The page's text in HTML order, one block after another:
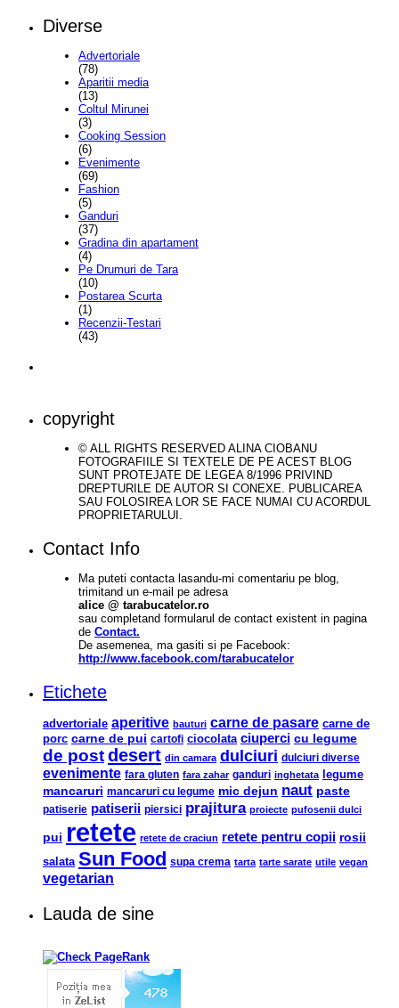
Diverse
Advertoriale
(78)
Aparitii media
(13)
Coltul Mirunei
(3)
Cooking Session
(6)
Evenimente
(69)
Fashion
(5)
Ganduri
(37)
Gradina din apartament
(4)
Pe Drumuri de Tara
(10)
Postarea Scurta
(1)
Recenzii-Testari
(43)
copyright
© ALL RIGHTS RESERVED ALINA CIOBANU
FOTOGRAFIILE SI TEXTELE DE PE ACEST BLOG
SUNT PROTEJATE DE LEGEA 8/1996 PRIVIND
DREPTURILE DE AUTOR SI CONEXE. PUBLICAREA
SAU FOLOSIREA LOR SE FACE NUMAI CU ACORDUL
PROPRIETARULUI.
Contact Info
Ma puteti contacta lasandu-mi comentariu pe blog,
trimitand un e-mail pe adresa
alice @ tarabucatelor.ro
sau completand formularul de contact existent in pagina
de Contact.
De asemenea, ma gasiti si pe Facebook:
http://www.facebook.com/tarabucatelor
Etichete
advertoriale aperitive bauturi carne de pasare carne de
porc carne de pui cartofi ciocolata ciuperci cu legume
de postdesert din camara dulciuri dulciuri diverse
evenimente fara gluten fara zahar ganduri inghetata legume
mancaruri mancaruri cu legume mic dejun naut paste
patiserie patiserii piersici prajitura proiecte pufosenii dulci
pui retete retete de craciun retete pentru copii rosii
salata Sun Food supa crema tarta tarte sarate utile vegan
vegetarian
Lauda de sine